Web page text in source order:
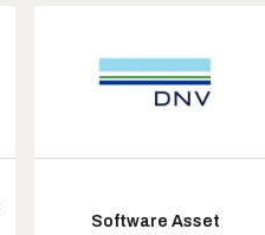
Software Asset